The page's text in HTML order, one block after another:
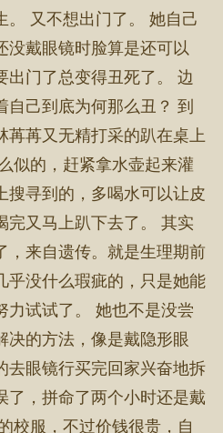
。 又不想出门了。 她自己
没戴眼镜时脸算是还可以
出门了总变得丑死了。 边
自己到底为何那么丑？ 到
苒苒又无精打采的趴在桌上
似的，赶紧拿水壶起来灌
搜寻到的，多喝水可以让皮
完又马上趴下去了。 其实
，来自遗传。就是生理期前
乎没什么瑕疵的，只是她能
力试试了。 她也不是没尝
决的方法，像是戴隐形眼
去眼镜行买完回家兴奋地拆
了，拼命了两个小时还是戴
校服，不过价钱很贵，自